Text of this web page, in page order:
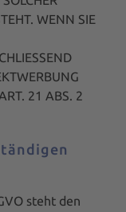
WENN SIE
21 ABS. 2
steht den